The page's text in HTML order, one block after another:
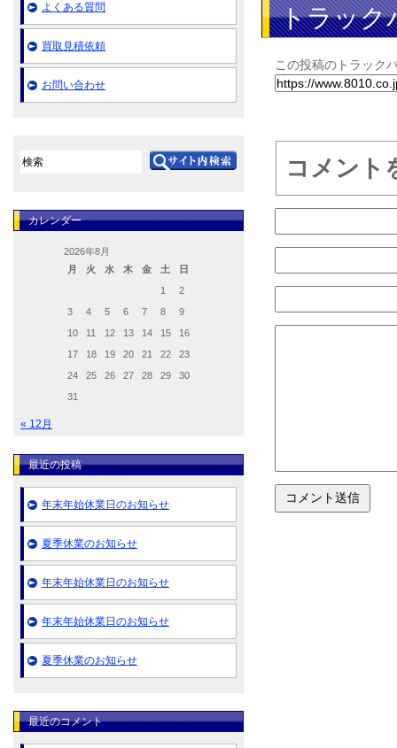
トラック
この投稿のトラック
コメント
よくある質問
買取見積依頼
お問い合わせ
カレンダー
2026年8月
月
火 水 木 金 土
日
1
2
3
4 5 6 7 8
9
10
11 12 13 14 15
16
17
18 19 20 21 22
23
24
25 26 27 28 29
30
31
« 12月
最近の投稿
年末年始休業日のお知らせ
夏季休業のお知らせ
年末年始休業日のお知らせ
年末年始休業日のお知らせ
夏季休業のお知らせ
最近のコメント